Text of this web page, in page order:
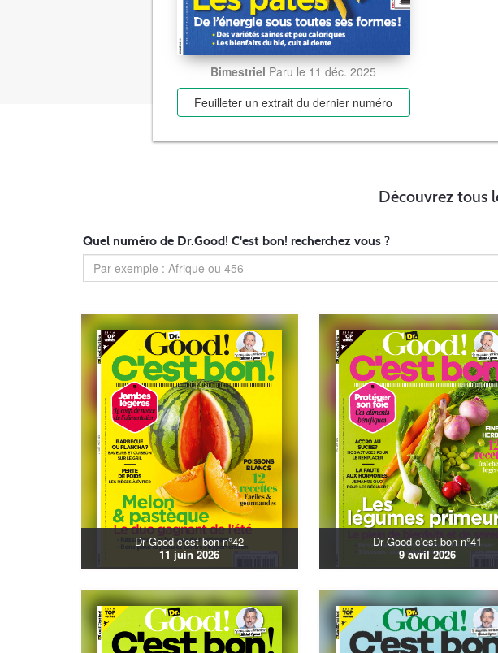
Bimestriel Paru le 11 déc. 2025
Feuilleter un extraitdu dernier numéro
Découvrez tous
Quel numéro de Dr.Good! C'est bon! recherchez vous ?
Dr Good c'est bon n°42
11 juin 2026
Dr Good c'est bon n°41
9 avril 2026